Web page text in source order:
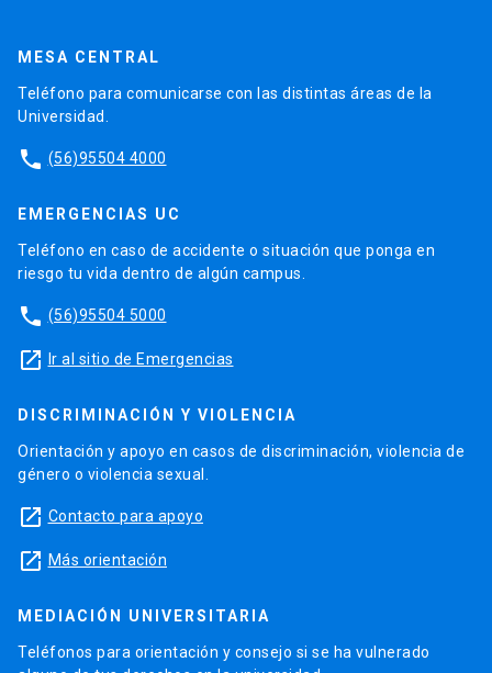
MESA CENTRAL
Teléfono para comunicarse con las distintas áreas de la
Universidad.
phone (56)95504 4000
EMERGENCIAS UC
Teléfono en caso de accidente o situación que ponga en
riesgo tu vida dentro de algún campus.
phone (56)95504 5000
launch Ir al sitio de Emergencias
DISCRIMINACIÓN Y VIOLENCIA
Orientación y apoyo en casos de discriminación, violencia de
género o violencia sexual.
launch Contacto para apoyo
launch Más orientación
MEDIACIÓN UNIVERSITARIA
Teléfonos para orientación y consejo si se ha vulnerado